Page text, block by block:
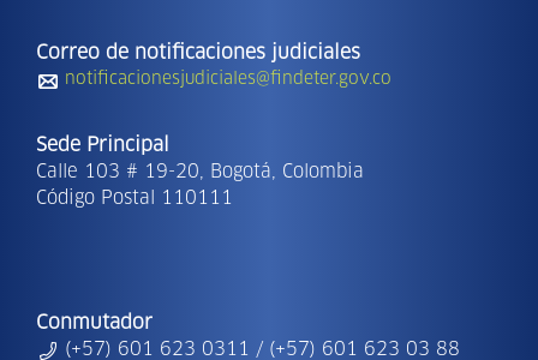
Correo de notificaciones judiciales
notificacionesjudiciales@findeter.gov.co
Sede Principal
Calle 103 # 19-20, Bogotá, Colombia
Código Postal 110111
Conmutador
(+57) 601 623 0311 / (+57) 601 623 03 88